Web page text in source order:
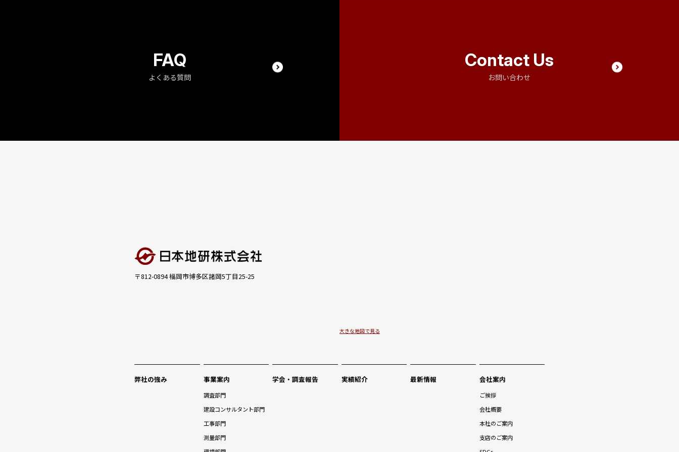
FAQ
よくある質問
Contact Us
お問い合わせ
〒812-0894 福岡市博多区諸岡5丁目25-25
大きな地図で見る
弊社の強み 事業案内
調査部門
建設コンサルタント部門
工事部門
測量部門
学会・調査報告 実績紹介 最新情報 会社案内
ご挨拶
会社概要
本社のご案内
支店のご案内